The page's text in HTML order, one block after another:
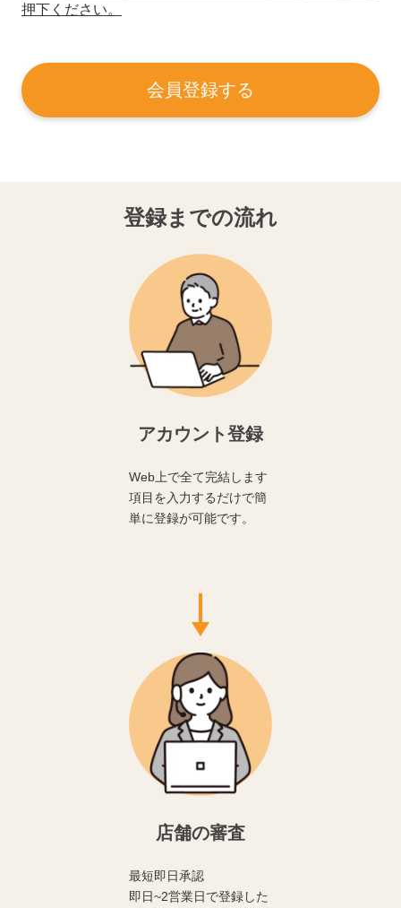
押下ください。
会員登録する
登録までの流れ
アカウント登録
Web上で全て完結します
項目を入力するだけで簡
単に登録が可能です。
店舗の審査
最短即日承認
即日~2営業日で登録した